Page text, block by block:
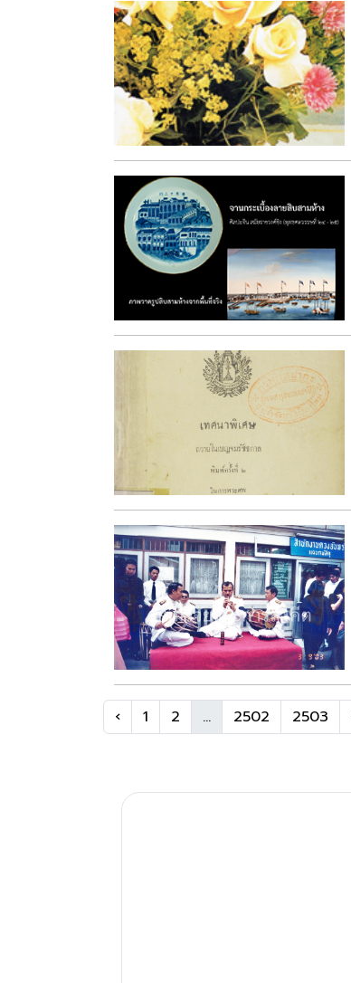
‹ 1 2 ... 2502 2503